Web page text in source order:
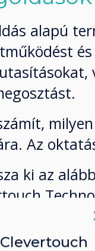
alapú
Az
ki az